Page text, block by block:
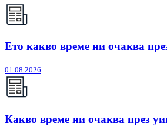
Ето какво време ни очаква
01.08.2026
Какво време ни очаква през